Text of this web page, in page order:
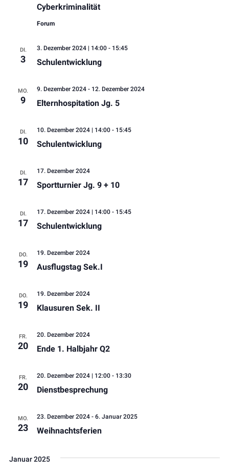
Cyberkriminalität
Forum
DI.
3 Schulentwicklung
3. Dezember 2024 | 14:00 - 15:45
MO.
9 Elternhospitation Jg. 5
9. Dezember 2024 - 12. Dezember 2024
DI.
10 Schulentwicklung
10. Dezember 2024 | 14:00 - 15:45
DI.
17 Sportturnier Jg. 9 + 10
17. Dezember 2024
DI.
17 Schulentwicklung
17. Dezember 2024 | 14:00 - 15:45
DO.
19 Ausflugstag Sek.I
19. Dezember 2024
DO.
19 Klausuren Sek. II
19. Dezember 2024
FR.
20 Ende 1. Halbjahr Q2
20. Dezember 2024
FR.
20 Dienstbesprechung
20. Dezember 2024 | 12:00 - 13:30
MO.
23 Weihnachtsferien
23. Dezember 2024 - 6. Januar 2025
Januar 2025